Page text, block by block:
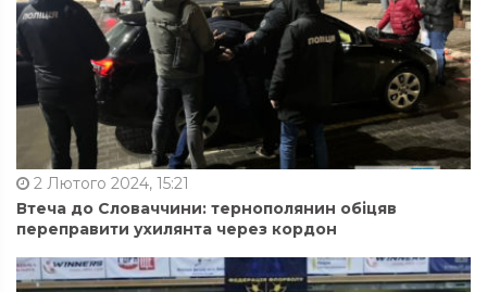
2 Лютого 2024, 15:21
Втеча до Словаччини: тернополянин обіцяв
переправити ухилянта через кордон